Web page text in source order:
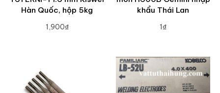
Hàn Quốc, hộp 5kg
1,900₫
khẩu Thái Lan
1₫